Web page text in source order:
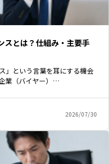
スとは？仕組み・主要手
」という言葉を耳にする機会
業（バイヤー）…
2026/07/30